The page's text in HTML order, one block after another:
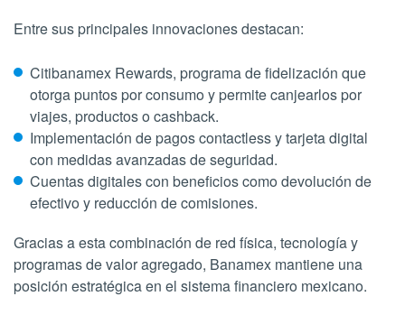
Entre sus principales innovaciones destacan:
Citibanamex Rewards, programa de fidelización que
otorga puntos por consumo y permite canjearlos por
viajes, productos o cashback.
Implementación de pagos contactless y tarjeta digital
con medidas avanzadas de seguridad.
Cuentas digitales con beneficios como devolución de
efectivo y reducción de comisiones.
Gracias a esta combinación de red física, tecnología y
programas de valor agregado, Banamex mantiene una
posición estratégica en el sistema financiero mexicano.